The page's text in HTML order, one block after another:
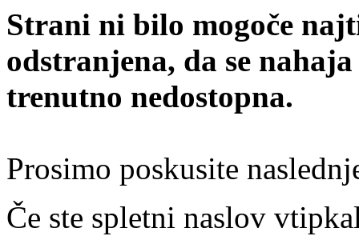
Strani ni bilo mogoče
odstranjena, da se
trenutno nedostopna.
Prosimo poskusite
Če ste spletni naslov